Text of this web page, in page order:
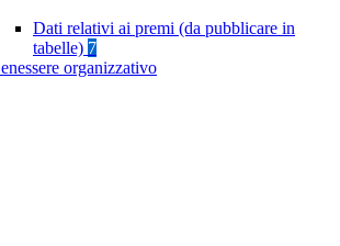
Dati relativi ai premi (da pubblicare in
tabelle) 7
organizzativo